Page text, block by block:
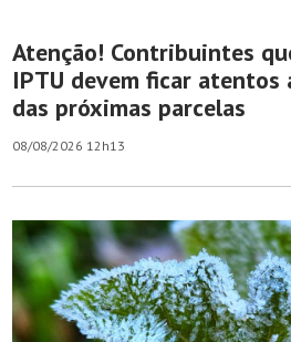
Atenção! Contribuintes
IPTU devem ficar atentos
das próximas parcelas
08/08/2026 12h13